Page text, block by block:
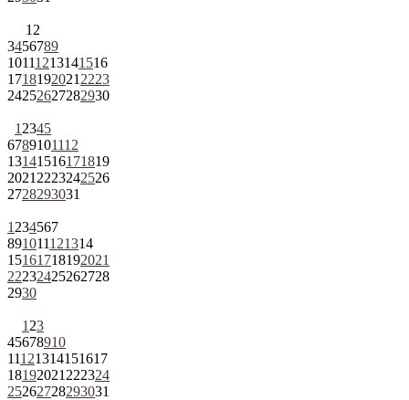
1 2
3456789
10111213141516
1718192021 2223
24252627282930
1 2345
6789101112
13141516171819
2021 2223242526
2728293031
1 234567
891011121314
15161718192021
22232425262728
2930
1 23
45678910
11121314151617
18192021 222324
25262728293031